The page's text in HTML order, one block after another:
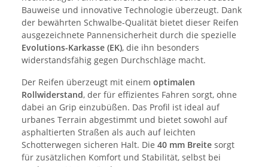
Bauweise und innovative Technologie überzeugt. Dank
der bewährten Schwalbe-Qualität bietet dieser Reifen
ausgezeichnete Pannensicherheit durch die spezielle
Evolutions-Karkasse (EK), die ihn besonders
widerstandsfähig gegen Durchschläge macht.
Der Reifen überzeugt mit einem optimalen
Rollwiderstand, der für effizientes Fahren sorgt, ohne
dabei an Grip einzubüßen. Das Profil ist ideal auf
urbanes Terrain abgestimmt und bietet sowohl auf
asphaltierten Straßen als auch auf leichten
Schotterwegen sicheren Halt. Die 40 mm Breite sorgt
für zusätzlichen Komfort und Stabilität, selbst bei